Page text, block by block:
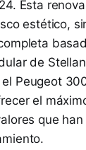
Esta
estético,
de
Peugeot
el
que